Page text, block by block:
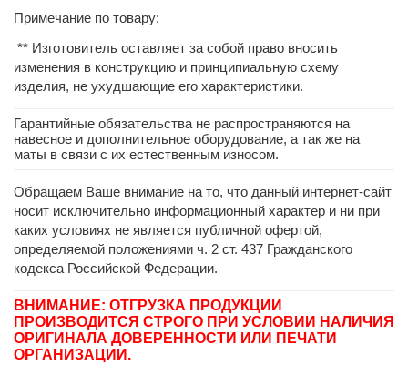
Примечание по товару:
** Изготовитель оставляет за собой право вносить
изменения в конструкцию и принципиальную схему
изделия, не ухудшающие его характеристики.
Гарантийные обязательства не распространяются на
навесное и дополнительное оборудование, а так же на
маты в связи с их естественным износом.
Обращаем Ваше внимание на то, что данный интернет-сайт
носит исключительно информационный характер и ни при
каких условиях не является публичной офертой,
определяемой положениями ч. 2 ст. 437 Гражданского
кодекса Российской Федерации.
ВНИМАНИЕ: ОТГРУЗКА ПРОДУКЦИИ
ПРОИЗВОДИТСЯ СТРОГО ПРИ УСЛОВИИ НАЛИЧИЯ
ОРИГИНАЛА ДОВЕРЕННОСТИ ИЛИ ПЕЧАТИ
ОРГАНИЗАЦИИ.